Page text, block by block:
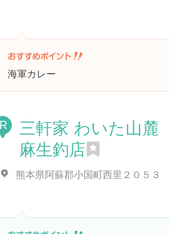
海軍カレー
R
三軒家 わいた山麓
麻生釣店
熊本県阿蘇郡小国町西里２０５３